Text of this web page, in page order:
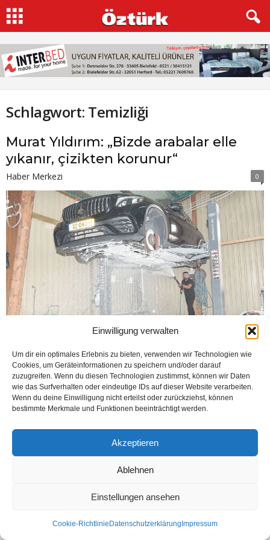
Einwilligung verwalten
Um dir ein optimales Erlebnis zu bieten, verwenden wir Technologien wie
Cookies, um Geräteinformationen zu speichern und/oder darauf
zuzugreifen. Wenn du diesen Technologien zustimmst, können wir Daten
wie das Surfverhalten oder eindeutige IDs auf dieser Website verarbeiten.
Wenn du deine Einwilligung nicht erteilst oder zurückziehst, können
bestimmte Merkmale und Funktionen beeinträchtigt werden.
Akzeptieren
Ablehnen
Einstellungen ansehen
Cookie-Richtlinie Datenschutzerklärung Impressum
Schlagwort: Temizliği
Murat Yıldırım: „Bizde arabalar elle
yıkanır, çizikten korunur“
Haber Merkezi 0
BIELEFELD (Öztürk) MIAMI Hand Carwash otomobili elle yıkama şirketi
„Brochagener Str. 84, (Wiener Straße 95), 33649 Bielefeld“ adresinde hizmet
vermeye başladı.12 yaşından beri araba temizleme...
Weiterlesen